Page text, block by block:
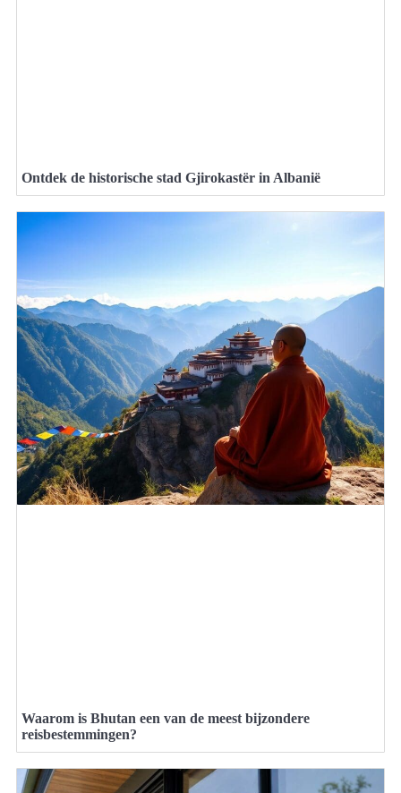
Ontdek de historische stad Gjirokastër in Albanië
Waarom is Bhutan een van de meest bijzondere
reisbestemmingen?